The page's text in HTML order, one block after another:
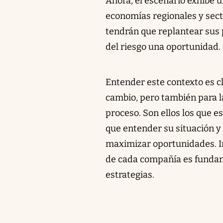
economías regionales y
tendrán que replantear sus
del riesgo una oportunidad.
Entender este contexto es
cambio, pero también para
proceso. Son ellos los que
que entender su situación
maximizar oportunidades.
de cada compañía es
estrategias.